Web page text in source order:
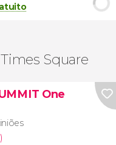
Square
One